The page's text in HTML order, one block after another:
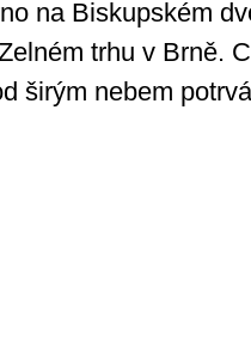
na Biskupském
trhu v Brně.
širým nebem